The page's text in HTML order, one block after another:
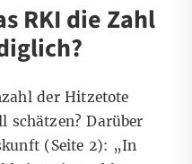
RKI die Zahl
der Hitzetote
schätzen? Darüber
(Seite 2): „In